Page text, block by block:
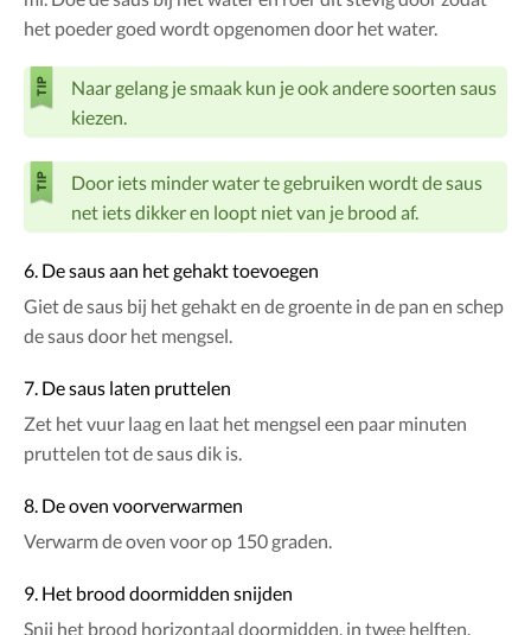
het poeder goed wordt opgenomen door het water.
Naar gelang je smaak kun je ook andere soorten saus
kiezen.
Door iets minder water te gebruiken wordt de saus
net iets dikker en loopt niet van je brood af.
6. De saus aan het gehakt toevoegen
Giet de saus bij het gehakt en de groente in de pan en schep
de saus door het mengsel.
7. De saus laten pruttelen
Zet het vuur laag en laat het mengsel een paar minuten
pruttelen tot de saus dik is.
8. De oven voorverwarmen
Verwarm de oven voor op 150 graden.
9. Het brood doormidden snijden
Snij het brood horizontaal doormidden, in twee helften.